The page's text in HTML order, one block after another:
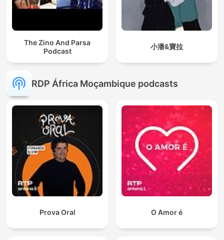
The Zino And Parsa
Podcast
小潘&寶拉
RDP África Moçambique podcasts
Prova Oral O Amor é